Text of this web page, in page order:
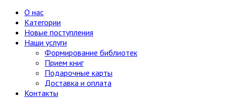
О нас
Категории
Новые поступления
Наши услуги
Формирование библиотек
Прием книг
Подарочные карты
Доставка и оплата
Контакты